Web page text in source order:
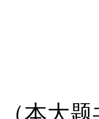
期
本大